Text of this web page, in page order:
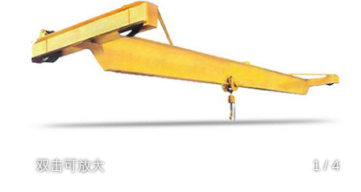
1/4
双击可放大